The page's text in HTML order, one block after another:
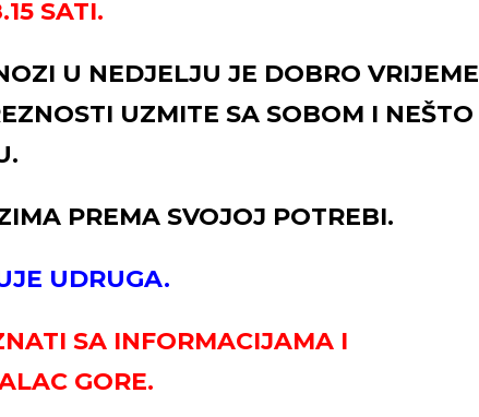
SATI.
U NEDJELJU JE DOBRO VRIJEME
UZMITE SA SOBOM I NEŠTO
PREMA SVOJOJ POTREBI.
UDRUGA.
SA INFORMACIJAMA I
GORE.